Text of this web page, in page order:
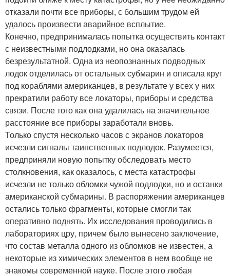
отказали почти все приборы, с большим трудом ей
удалось произвести аварийное всплытие.
Конечно, предпринималась попытка осуществить контакт
с неизвестными подлодками, но она оказалась
безрезультатной. Одна из неопознанных подводных
лодок отделилась от остальных субмарин и описала круг
под кораблями американцев, в результате у всех у них
прекратили работу все локаторы, приборы и средства
связи. После того как она удалилась на значительное
расстояние все приборы заработали вновь.
Только спустя несколько часов с экранов локаторов
исчезли сигналы таинственных подлодок. Разумеется,
предприняли новую попытку обследовать место
столкновения, как оказалось, с места катастрофы
исчезли не только обломки чужой подлодки, но и останки
американской субмарины. В распоряжении американцев
остались только фрагменты, которые смогли так
оперативно поднять. Их исследования проводились в
лабораториях цру, причем было вынесено заключение,
что состав металла одного из обломков не известен, а
некоторые из химических элементов в нем вообще не
знакомы современной науке. После этого любая